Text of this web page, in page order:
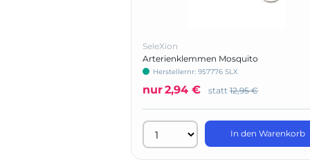
SeleXion
Arterienklemmen Mosquito
Herstellernr: 957776 SLX
nur2,94 € statt 12,95 €
In den Warenkorb